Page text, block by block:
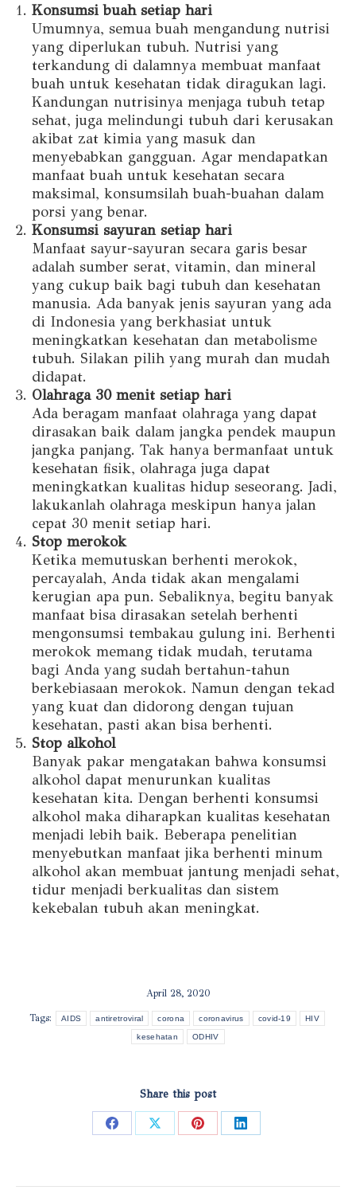
Konsumsi buah setiap hari
Umumnya, semua buah mengandung nutrisi
yang diperlukan tubuh. Nutrisi yang
terkandung di dalamnya membuat manfaat
buah untuk kesehatan tidak diragukan lagi.
Kandungan nutrisinya menjaga tubuh tetap
sehat, juga melindungi tubuh dari kerusakan
akibat zat kimia yang masuk dan
menyebabkan gangguan. Agar mendapatkan
manfaat buah untuk kesehatan secara
maksimal, konsumsilah buah-buahan dalam
porsi yang benar.
Konsumsi sayuran setiap hari
Manfaat sayur-sayuran secara garis besar
adalah sumber serat, vitamin, dan mineral
yang cukup baik bagi tubuh dan kesehatan
manusia. Ada banyak jenis sayuran yang ada
di Indonesia yang berkhasiat untuk
meningkatkan kesehatan dan metabolisme
tubuh. Silakan pilih yang murah dan mudah
didapat.
Olahraga 30 menit setiap hari
Ada beragam manfaat olahraga yang dapat
dirasakan baik dalam jangka pendek maupun
jangka panjang. Tak hanya bermanfaat untuk
kesehatan fisik, olahraga juga dapat
meningkatkan kualitas hidup seseorang. Jadi,
lakukanlah olahraga meskipun hanya jalan
cepat 30 menit setiap hari.
Stop merokok
Ketika memutuskan berhenti merokok,
percayalah, Anda tidak akan mengalami
kerugian apa pun. Sebaliknya, begitu banyak
manfaat bisa dirasakan setelah berhenti
mengonsumsi tembakau gulung ini. Berhenti
merokok memang tidak mudah, terutama
bagi Anda yang sudah bertahun-tahun
berkebiasaan merokok. Namun dengan tekad
yang kuat dan didorong dengan tujuan
kesehatan, pasti akan bisa berhenti.
Stop alkohol
Banyak pakar mengatakan bahwa konsumsi
alkohol dapat menurunkan kualitas
kesehatan kita. Dengan berhenti konsumsi
alkohol maka diharapkan kualitas kesehatan
menjadi lebih baik. Beberapa penelitian
menyebutkan manfaat jika berhenti minum
alkohol akan membuat jantung menjadi sehat,
tidur menjadi berkualitas dan sistem
kekebalan tubuh akan meningkat.
April 28, 2020
Tags: AIDS antiretroviral corona coronavirus covid-19 HIV
kesehatan ODHIV
Share this post
Share Share Share Share